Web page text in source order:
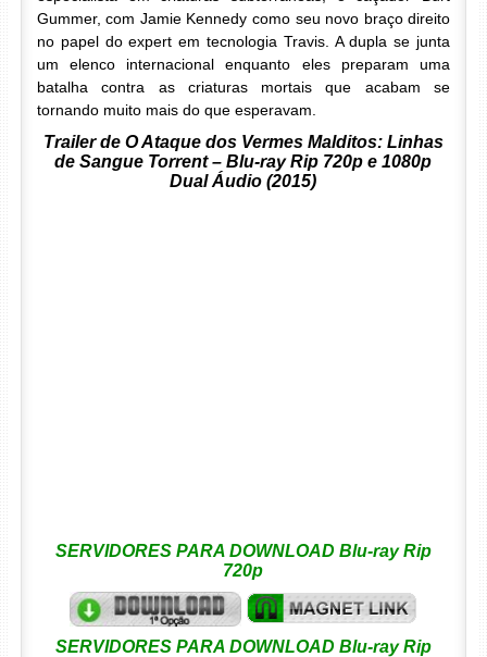
Gummer, com Jamie Kennedy como seu novo braço direito
no papel do expert em tecnologia Travis. A dupla se junta
um elenco internacional enquanto eles preparam uma
batalha contra as criaturas mortais que acabam se
tornando muito mais do que esperavam.
Trailer de O Ataque dos Vermes Malditos: Linhas
de Sangue Torrent – Blu-ray Rip 720p e 1080p
Dual Áudio (2015)
SERVIDORES PARA DOWNLOAD Blu-ray Rip
720p
SERVIDORES PARA DOWNLOAD Blu-ray Rip